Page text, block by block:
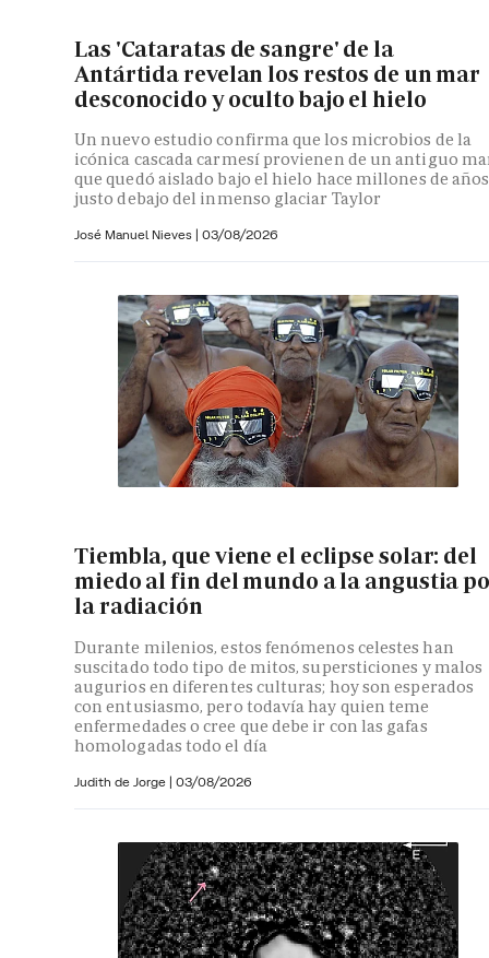
Las 'Cataratas de sangre' de la
Antártida revelan los restos de un mar
desconocido y oculto bajo el hielo
Un nuevo estudio confirma que los microbios de la
icónica cascada carmesí provienen de un antiguo
que quedó aislado bajo el hielo hace millones de años
justo debajo del inmenso glaciar Taylor
José Manuel Nieves | 03/08/2026
Tiembla, que viene el eclipse solar: del
miedo al fin del mundo a la angustia
la radiación
Durante milenios, estos fenómenos celestes han
suscitado todo tipo de mitos, supersticiones y malos
augurios en diferentes culturas; hoy son esperados
con entusiasmo, pero todavía hay quien teme
enfermedades o cree que debe ir con las gafas
homologadas todo el día
Judith de Jorge | 03/08/2026